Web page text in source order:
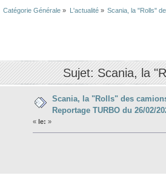
Catégorie Générale » L'actualité» Scania, la "Rolls"
Sujet: Scania, la
fois)Scania, la "Rolls" des
Reportage TURBO du 26/02/
« le: »